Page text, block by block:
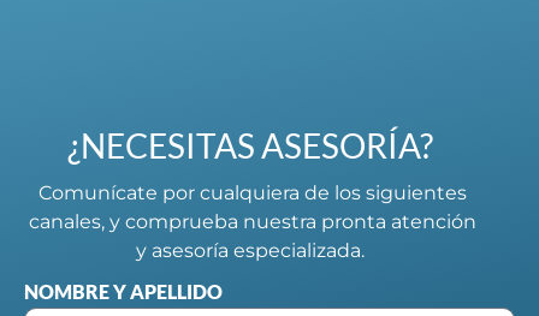
¿NECESITAS ASESORÍA?
Comunícate por cualquiera de los siguientes
canales, y comprueba nuestra pronta atención
y asesoría especializada.
NOMBRE Y APELLIDO